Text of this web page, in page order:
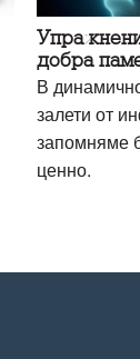
добра
В
залети от
запомняме
ценно.